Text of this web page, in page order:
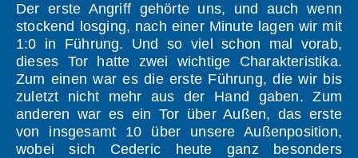
Der erste Angriff gehörte uns, und auch wenn
stockend losging, nach einer Minute lagen wir mit
1:0 in Führung. Und so viel schon mal vorab,
dieses Tor hatte zwei wichtige Charakteristika.
Zum einen war es die erste Führung, die wir bis
zuletzt nicht mehr aus der Hand gaben. Zum
anderen war es ein Tor über Außen, das erste
von insgesamt 10 über unsere Außenposition,
wobei sich Cederic heute ganz besonders